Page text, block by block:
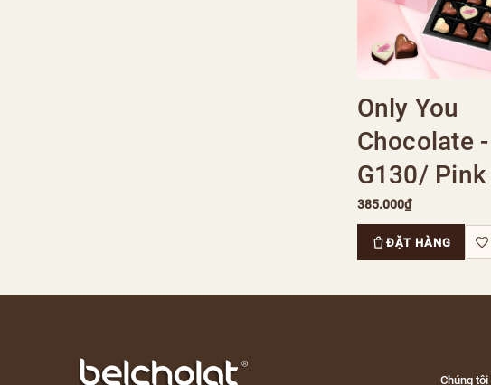
Only You
Chocolate -
G130/ Pink
385.000₫
ĐẶT HÀNG
Chúng tôi